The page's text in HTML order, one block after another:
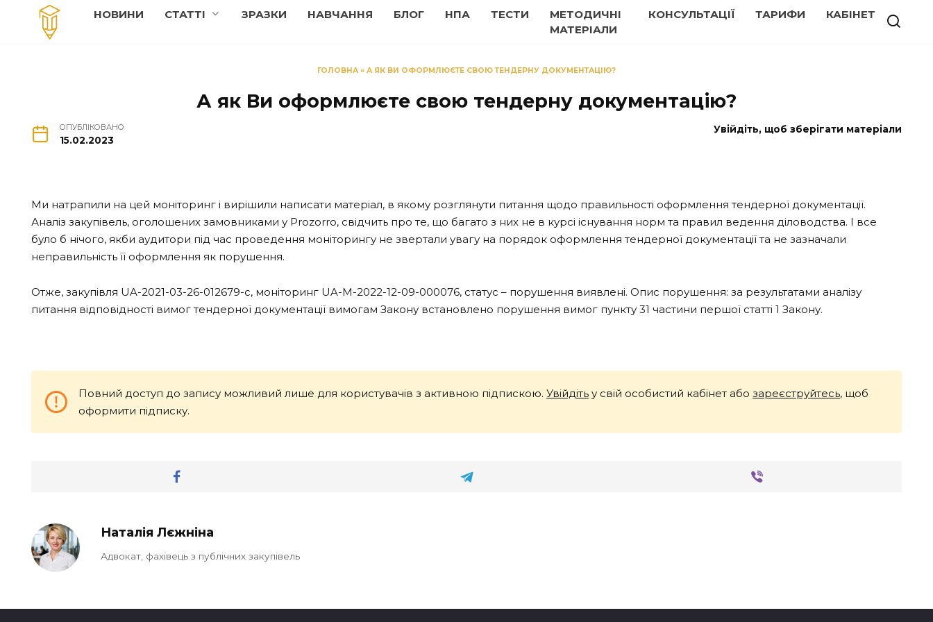
Перейти
НОВИНИ СТАТТI ЗРАЗКИ НАВЧАННЯ БЛОГ НПА ТЕСТИ
МЕТОДИЧНІ
МАТЕРІАЛИ
КОНСУЛЬТАЦІЇ ТАРИФИ КАБІНЕТ
ГОЛОВНА» А ЯК ВИ ОФОРМЛЮЄТЕ СВОЮ ТЕНДЕРНУ ДОКУМЕНТАЦІЮ?
А як Ви оформлюєте свою тендерну документацію?
ОПУБЛІКОВАНО
15.02.2023
Увійдіть, щоб зберігати матеріали
Ми натрапили на цей моніторинг і вирішили написати матеріал, в якому розглянути питання щодо правильності оформлення тендерної документації.
Аналіз закупівель, оголошених замовниками у Prozorro, свідчить про те, що багато з них не в курсі існування норм та правил ведення діловодства. І все
було б нічого, якби аудитори під час проведення моніторингу не звертали увагу на порядок оформлення тендерної документації та не зазначали
неправильність її оформлення як порушення.
Отже, закупівля UA-2021-03-26-012679-c, моніторинг UA-M-2022-12-09-000076, статус – порушення виявлені. Опис порушення: за результатами аналізу
питання відповідності вимог тендерної документації вимогам Закону встановлено порушення вимог пункту 31 частини першої статті 1 Закону.
Повний доступ до запису можливий лише для користувачів з активною підпискою. Увійдіть у свій особистий кабінет або зареєструйтесь, щоб
оформити підписку.
Наталія Лєжніна
Адвокат, фахівець з публічних закупівель